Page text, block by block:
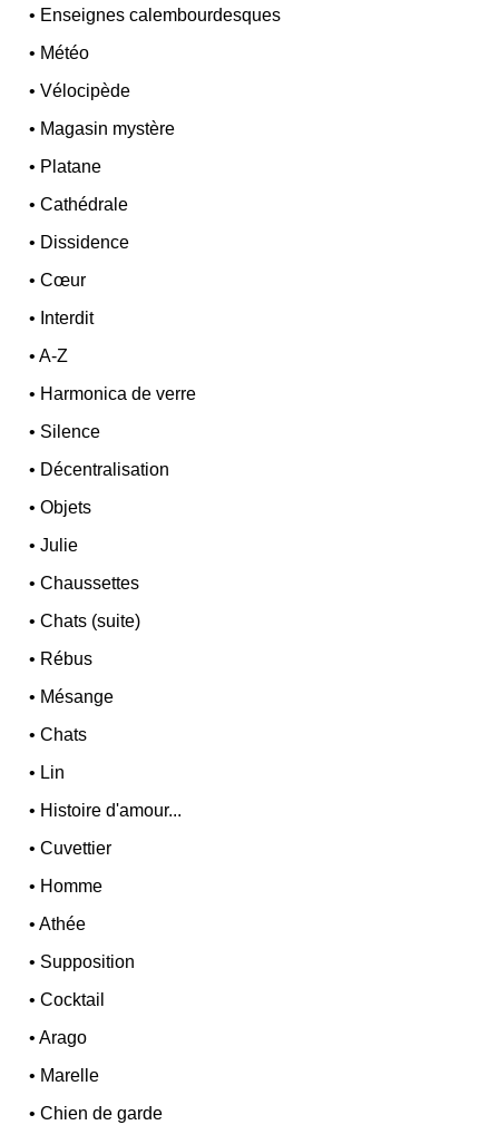
• Enseignes calembourdesques
• Météo
•Vélocipède
• Magasin mystère
• Platane
•Cathédrale
• Dissidence
•Cœur
• Interdit
•A-Z
• Harmonica de verre
• Silence
• Décentralisation
•Objets
•Julie
•Chaussettes
•Chats (suite)
• Rébus
• Mésange
•Chats
• Lin
• Histoire d'amour...
•Cuvettier
• Homme
•Athée
• Supposition
•Cocktail
•Arago
• Marelle
•Chien de garde